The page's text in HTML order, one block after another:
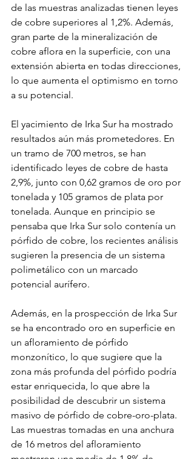
de las muestras analizadas tienen leyes
de cobre superiores al 1,2%. Además,
gran parte de la mineralización de
cobre aflora en la superficie, con una
extensión abierta en todas direcciones,
lo que aumenta el optimismo en torno
a su potencial.
El yacimiento de Irka Sur ha mostrado
resultados aún más prometedores. En
un tramo de 700 metros, se han
identificado leyes de cobre de hasta
2,9%, junto con 0,62 gramos de oro por
tonelada y 105 gramos de plata por
tonelada. Aunque en principio se
pensaba que Irka Sur solo contenía un
pórfido de cobre, los recientes análisis
sugieren la presencia de un sistema
polimetálico con un marcado
potencial aurífero.
Además, en la prospección de Irka Sur
se ha encontrado oro en superficie en
un afloramiento de pórfido
monzonítico, lo que sugiere que la
zona más profunda del pórfido podría
estar enriquecida, lo que abre la
posibilidad de descubrir un sistema
masivo de pórfido de cobre-oro-plata.
Las muestras tomadas en una anchura
de 16 metros del afloramiento